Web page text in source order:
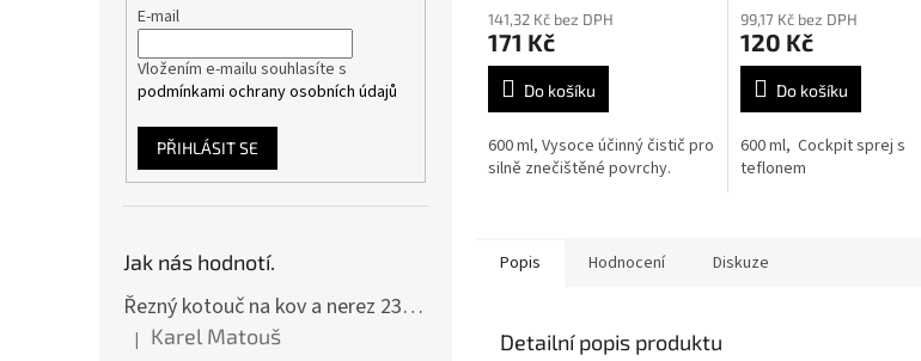
E-mail
Vložením e-mailu souhlasíte s
podmínkami ochrany osobních údajů
PŘIHLÁSIT SE
Jak nás hodnotí.
Řezný kotouč na kov a nerez 230x2,0x22 A46T6BF, balení 25ks
Hodnocení produktu je 5 z 5 hvězdiček.
| Karel Matouš
produktu
je
4,8
5
hvězdiček.
141,32 Kč bez DPH
171 Kč
Do košíku
600 ml, Vysoce účinný čistič pro
silně znečištěné povrchy.
produktu
je
5,0
5
hvězdiček.
99,17 Kč bez DPH
120 Kč
Do košíku
600 ml, Cockpit sprej s
teflonem
Popis Hodnocení Diskuze
Detailní popis produktu